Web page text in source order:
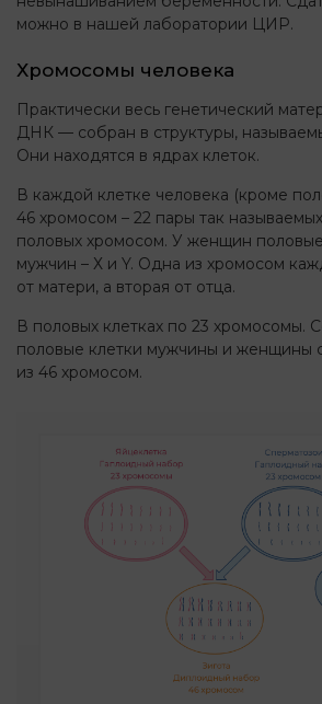
можно в нашей лаборатории ЦИР.
Хромосомы человека
Практически весь генетический
ДНК — собран в структуры,
Они находятся в ядрах клеток.
В каждой клетке человека (кроме
46 хромосом – 22 пары так
половых хромосом. У женщин
мужчин – Х и Y. Одна из хромосом
от матери, а вторая от отца.
В половых клетках по 23 хромосомы.
половые клетки мужчины и женщины
из 46 хромосом.